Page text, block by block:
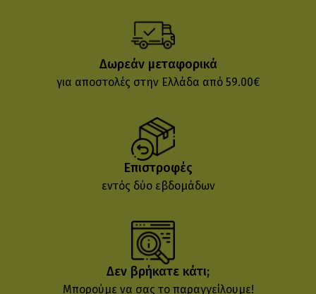
Δωρεάν μεταφορικά
για αποστολές στην Ελλάδα από 59.00€
Επιστροφές
εντός δύο εβδομάδων
Δεν βρήκατε κάτι;
Μπορούμε να σας το παραγγείλουμε!